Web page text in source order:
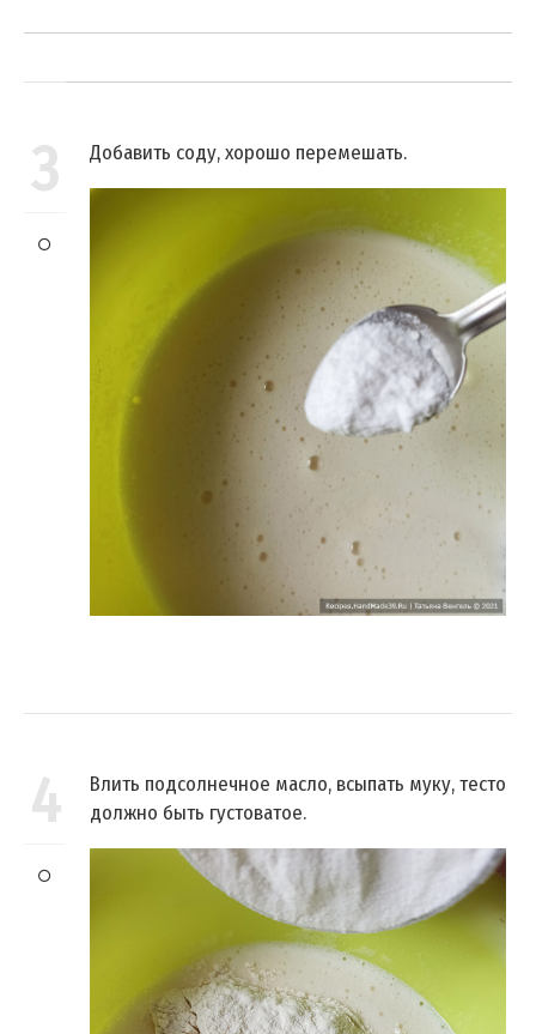
3 Добавить соду, хорошо перемешать.
4
Влить подсолнечное масло, всыпать муку, тесто
должно быть густоватое.